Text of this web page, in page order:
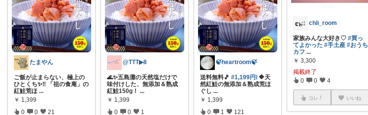
たまやん
ご飯が止まらない、極上の
ひとくち✨‼️ 「祖の食庵」の
紅鮭荒ほ ...
￥ 1,399
0 0 21
@TTT▶︎8
🌊✨五島灘の天然塩だけで
味付けした、無添加＆熟成
紅鮭150g！ ...
￥ 1,399
0 0 1
🍃heartroom🍃
送料無料🎵#1,199円❕🔶天
然紅鮭の無添加＆熟成荒ほ
ぐし ...
￥ 1,399
0 1 121
chii_room
家族みんな大好き♡#買っ
てよかった #手土産 #おうち
カフ ...
￥ 3,300
掲載終了
0 0 4
コレ いいね